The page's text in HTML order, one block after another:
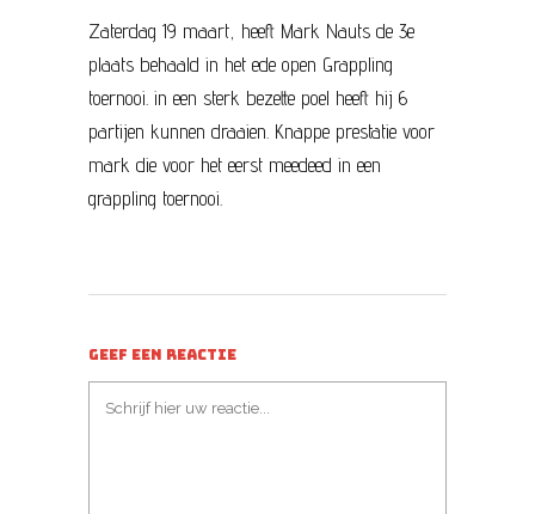
Zaterdag 19 maart, heeft Mark Nauts de 3e
plaats behaald in het ede open Grappling
toernooi. in een sterk bezette poel heeft hij 6
partijen kunnen draaien. Knappe prestatie voor
mark die voor het eerst meedeed in een
grappling toernooi.
GEEF EEN REACTIE